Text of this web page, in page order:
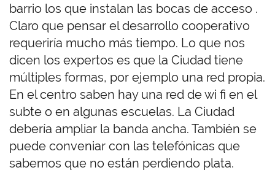
barrio los que instalan las bocas de acceso .
Claro que pensar el desarrollo cooperativo
requeriría mucho más tiempo. Lo que nos
dicen los expertos es que la Ciudad tiene
múltiples formas, por ejemplo una red propia.
En el centro saben hay una red de wi fi en el
subte o en algunas escuelas. La Ciudad
debería ampliar la banda ancha. También se
puede conveniar con las telefónicas que
sabemos que no están perdiendo plata.